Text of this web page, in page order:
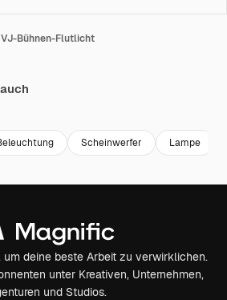
Bühnen-Flutlicht
Scheinwerfer Lampe
um deine beste Arbeit zu verwirklichen.
unter Kreativen, Unternehmen,
und Studios.